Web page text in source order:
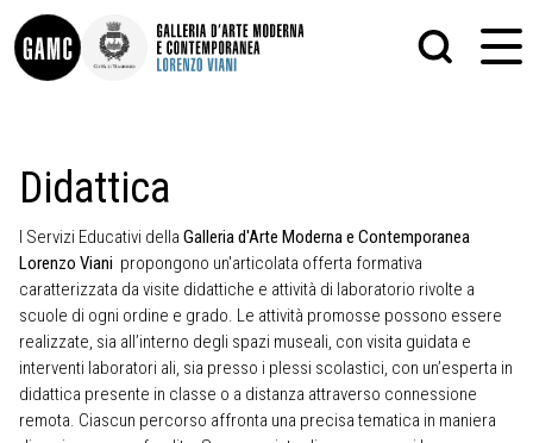
INFO
CONTATTI
SHOP
LE COLLEZIONI
GLI AUTORI
LORENZO VIANI
MOSTRE
EVENTI
STAMPA
ALTRO
MATRICI XILOGRAFICHE
FOTOGRAFIA
Didattica
I Servizi Educativi della Galleria d'Arte Moderna e Contemporanea
Lorenzo Viani propongono un'articolata offerta formativa
caratterizzata da visite didattiche e attività di laboratorio rivolte a
scuole di ogni ordine e grado. Le attività promosse possono essere
realizzate, sia all’interno degli spazi museali, con visita guidata e
interventi laboratori ali, sia presso i plessi scolastici, con un’esperta in
didattica presente in classe o a distanza attraverso connessione
remota. Ciascun percorso affronta una precisa tematica in maniera